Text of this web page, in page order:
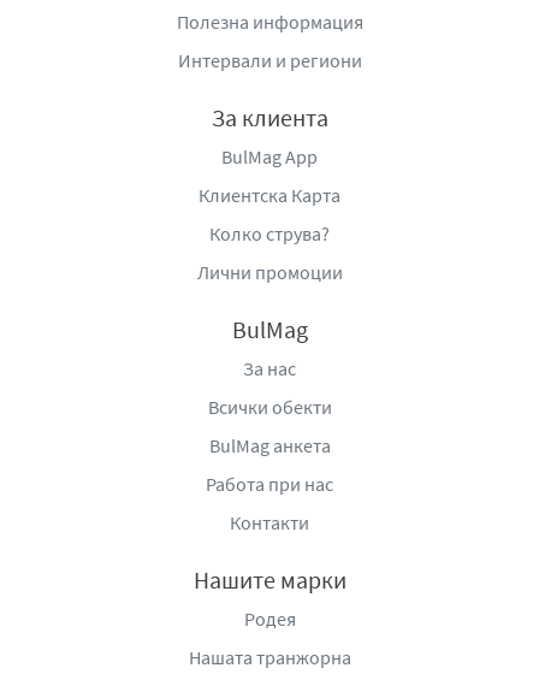
сладка почивка или споделен десерт.
Шоколадът Nestlé Extrafino с бяла глазура е подходящ
удоволствие след хранене, като добавка към кафе или
чай, или като сладък акцент в споделени моменти. Той
практичен избор за ежедневна наслада.
сладка бяла глазура и кадифена текстура в едно
предлага по-нежен и изискан вариант на класическия
„ФМ“ ООД, гр. Русе, ул. Петко Д. Петков №3
Полезна информация
Интервали и региони
За клиента
BulMag App
Клиентска Карта
Колко струва?
Лични промоции
BulMag
За нас
Всички обекти
BulMag анкета
Работа при нас
Контакти
Нашите марки
Родея
Нашата транжорна